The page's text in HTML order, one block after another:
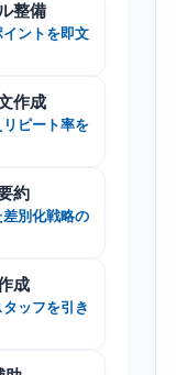
整備
ントを即文
作成
ピート率を
約
別化戦略の
成
ッフを引き